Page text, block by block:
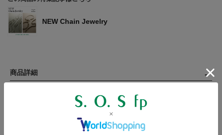
NEW Chain Jewelry
商品詳細
フック 幅：約10mm
チェーン 幅：約4.5mm